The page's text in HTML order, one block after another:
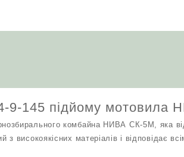
9-145 підйому
комбайна НИВА СК-5М, яка
з високоякісних матеріалів і відповідає